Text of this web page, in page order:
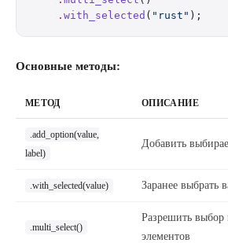
    .
with_selected ( "rust" );
Основные методы:
МЕТОД ОПИСАНИЕ
.add_option(value,
label)
Добавить
.with_selected(value) Заранее выбрать
.multi_select()
Разрешить выбор
элементов